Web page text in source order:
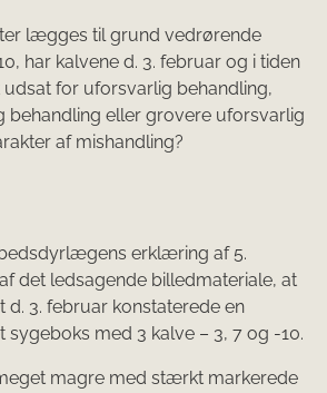
lægges til grund vedrørende
har kalvene d. 3. februar og i tiden
for uforsvarlig behandling,
behandling eller grovere uforsvarlig
af mishandling?
erklæring af 5.
det ledsagende billedmateriale, at
d. 3. februar konstaterede en
med 3 kalve – 3, 7 og -10.
magre med stærkt markerede